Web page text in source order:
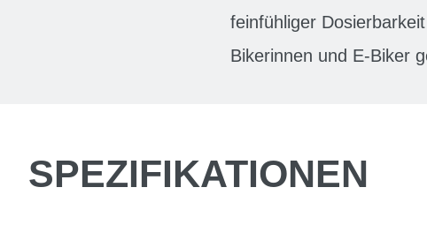
feinfühliger
Bikerinnen und E-Biker
SPEZIFIKATIONEN